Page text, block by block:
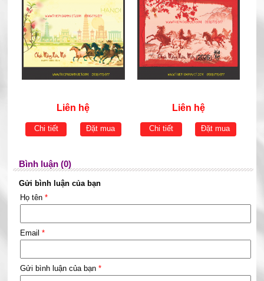
Liên hệ
Chi tiết Đặt mua
Liên hệ
Chi tiết Đặt mua
Bình luận (0)
Gửi bình luận của bạn
Họ tên *
Email *
Gửi bình luận của bạn *